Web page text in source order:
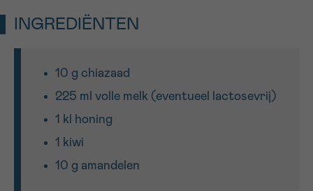
INGREDIËNTEN
10 g chiazaad
225 ml volle melk (eventueel lactosevrij)
1 kl honing
1 kiwi
10 g amandelen